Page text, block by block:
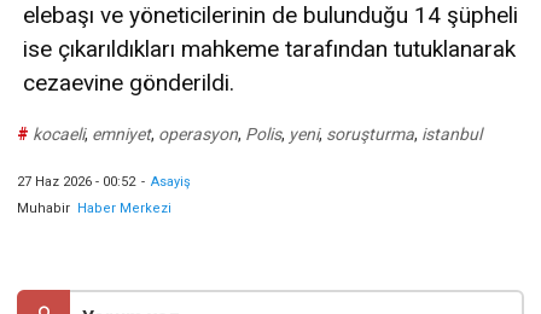
elebaşı ve yöneticilerinin de bulunduğu 14 şüpheli
ise çıkarıldıkları mahkeme tarafından tutuklanarak
cezaevine gönderildi.
# kocaeli, emniyet, operasyon, Polis, yeni, soruşturma, istanbul
27 Haz 2026 - 00:52 - Asayiş
Muhabir
Haber Merkezi